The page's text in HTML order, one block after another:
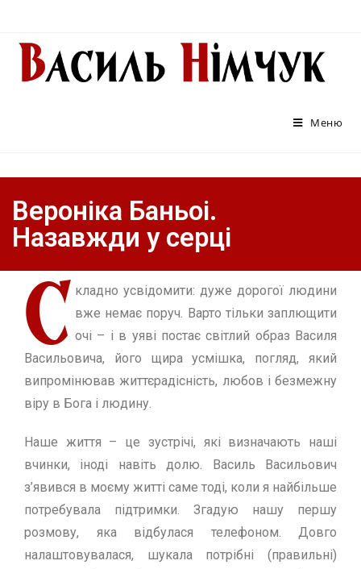
Меню
Вероніка Баньоі.
Назавжди у серці
С кладно усвідомити: дуже дорогої людини
вже немає поруч. Варто тільки заплющити
очі – і в уяві постає світлий образ Василя
Васильовича, його щира усмішка, погляд, який
випромінював життєрадісність, любов і безмежну
віру в Бога і людину.
Наше життя – це зустрічі, які визначають наші
вчинки, іноді навіть долю. Василь Васильович
з’явився в моєму житті саме тоді, коли я найбільше
потребувала підтримки. Згадую нашу першу
розмову, яка відбулася телефоном. Довго
налаштовувалася, шукала потрібні (правильні)